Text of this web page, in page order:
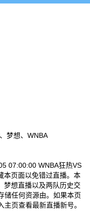
梦想、WNBA
07:00:00 WNBA狂热VS
本页面以免错过直播。本
梦想直播以及两队历史交
储任何资源由。如果本页
页查看最新直播新号。